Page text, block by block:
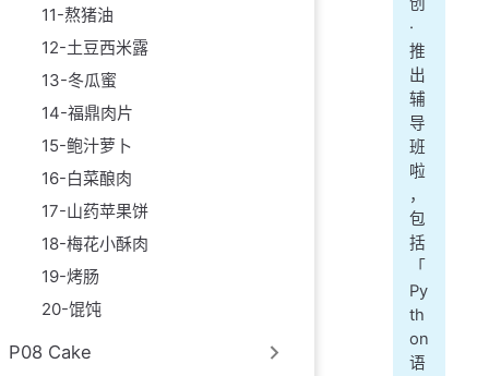
11-熬猪油
12-土豆西米露
13-冬瓜蜜
14-福鼎肉片
15-鲍汁萝卜
16-白菜酿肉
17-山药苹果饼
18-梅花小酥肉
19-烤肠
20-馄饨
P08 Cake
·
推
出
辅
导
班
啦
，
包
括
「
Py
th
on
语